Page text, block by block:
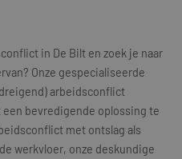
in De Bilt en zoek je naar
Onze gespecialiseerde
arbeidsconflict
bevredigende oplossing te
met ontslag als
werkvloer, onze deskundige